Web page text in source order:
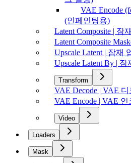
VAE Encode
(인페인팅용)
Latent Composite | 잠
Latent Composite
Upscale Latent | 잠재
Upscale Latent By |
Transform
VAE Decode | VAE 디
VAE Encode | VAE 인
Video
Loaders
Mask